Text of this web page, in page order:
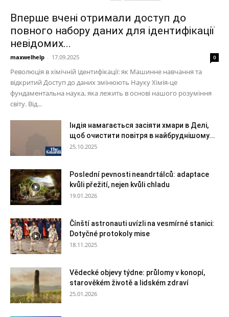
Вперше вчені отримали доступ до
повного набору даних для ідентифікації
невідомих...
maxwelhelp - 17.09.2025 0
Революція в хімічній ідентифікації: як Машинне навчання та
відкритий Доступ до даних змінюють Науку Хімія-це
фундаментальна наука, яка лежить в основі нашого розуміння
світу. Від...
Індія намагається засіяти хмари в Делі,
щоб очистити повітря в найбруднішому...
25.10.2025
Poslední pevnosti neandrtálců: adaptace
kvůli přežití, nejen kvůli chladu
19.01.2026
Čínští astronauti uvízli na vesmírné stanici:
Dotyčné protokoly mise
18.11.2025
Vědecké objevy týdne: průlomy v konopí,
starověkém životě a lidském zdraví
25.01.2026